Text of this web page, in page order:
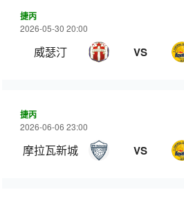
捷丙
2026-05-30 20:00
威瑟汀 VS
捷丙
2026-06-06 23:00
摩拉瓦新城 VS